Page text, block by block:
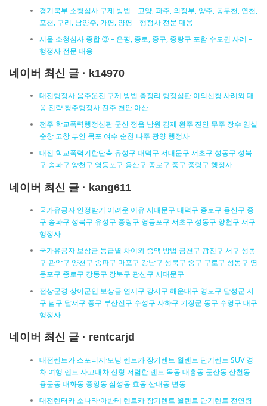
경기북부 소청심사 구제 방법 – 고양, 파주, 의정부, 양주, 동두천, 연천,
포천, 구리, 남양주, 가평, 양평 – 행정사 전문 대응
서울 소청심사 종합 ③ – 은평, 종로, 중구, 중랑구 포함 수도권 사례 –
행정사 전문 대응
네이버 최신 글 · k14970
대전행정사 음주운전 구제 방법 총정리 행정심판 이의신청 사례와 대
응 전략 청주행정사 전주 천안 아산
전주 학교폭력행정심판 군산 정읍 남원 김제 완주 진안 무주 장수 임실
순창 고창 부안 목포 여수 순천 나주 광양 행정사
대전 학교폭력기한단축 유성구 대덕구 서대문구 서초구 성동구 성북
구 송파구 양천구 영등포구 용산구 종로구 중구 중랑구 행정사
네이버 최신 글 · kang611
국가유공자 인정받기 어려운 이유 서대문구 대덕구 종로구 용산구 중
구 송파구 성북구 유성구 중랑구 영등포구 서초구 성동구 양천구 서구
행정사
국가유공자 보상금 등급별 차이와 증액 방법 금천구 광진구 서구 성동
구 관악구 양천구 송파구 마포구 강남구 성북구 중구 구로구 성동구 영
등포구 종로구 강동구 강북구 광산구 서대문구
전상군경·상이군인 보상금 연제구 강서구 해운대구 영도구 달성군 서
구 남구 달서구 중구 부산진구 수성구 사하구 기장군 동구 수영구 대구
행정사
네이버 최신 글 · rentcarjd
대전렌트카 스포티지·모닝 렌트카 장기렌트 월렌트 단기렌트 SUV 경
차 여행 렌트 사고대차 신형 저렴한 렌트 목동 대흥동 둔산동 산천동
용문동 대화동 중앙동 삼성동 효동 산내동 변동
대전렌터카 소나타·아반테 렌트카 장기렌트 월렌트 단기렌트 전연령